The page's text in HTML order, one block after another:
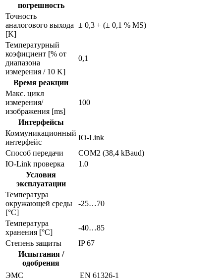
погрешность
Точность
аналогового выхода
[K]
± 0,3 + (± 0,1 % MS)
Температурный
коэфициент [% от
диапазона
измерения / 10 K]
0,1
Время реакции
Макс. цикл
измерения/
изображения [ms]
100
Интерфейсы
Коммуникационный
интерфейс
IO-Link
Способ передачи
COM2 (38,4 kBaud)
IO-Link проверка
1.0
Условия
эксплуатации
Температура
окружающей среды
[°C]
-25…70
Температура
хранения [°C]
-40…85
Степень защиты
IP 67
Испытания /
одобрения
ЭMC
EN 61326-1